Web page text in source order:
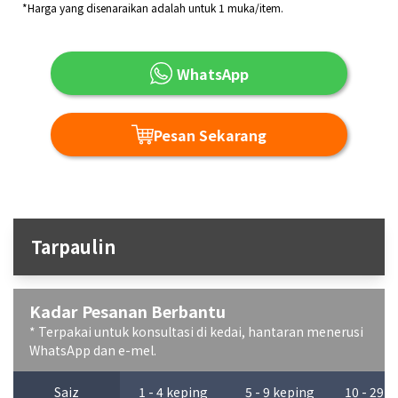
*Harga yang disenaraikan adalah untuk 1 muka/item.
WhatsApp
Pesan Sekarang
Tarpaulin
Kadar Pesanan Berbantu
* Terpakai untuk konsultasi di kedai, hantaran menerusi
WhatsApp dan e-mel.
Saiz 1 - 4 keping 5 - 9 keping 10 - 29